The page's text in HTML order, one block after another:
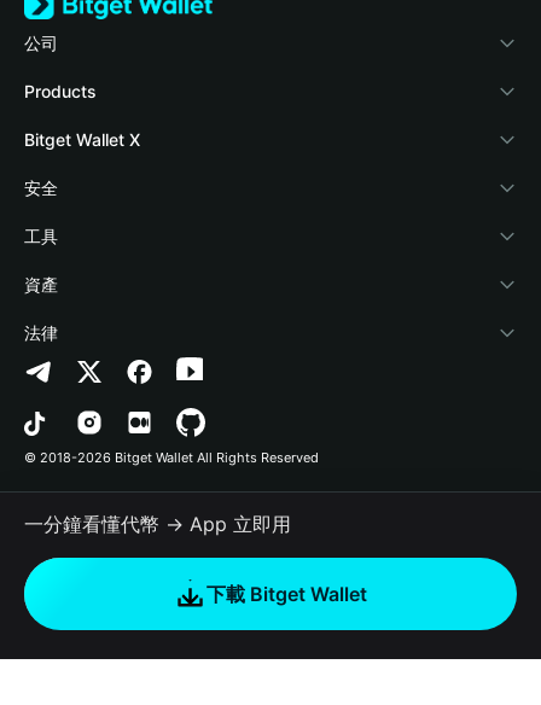
公司
關於 Bitget Wallet
部落格
學院
加密資訊
幫助中心
‌聯繫我們
品牌資源
工作機會
Products
Crypto Card
Stablecoin Earn
Payfi Crypto
Crypto Swap API
Altcoin Season Index
Prediction Markets
DApp
RWA
如何購買加密貨幣
Bitget Wallet X
開發者文件
連接錢包
Bitget Wallet Pay
合作上架
安全
風險保障基金
安全防護技術
工具
快捷買幣
授權檢測
合約檢測
批次轉帳
資產
Arbitrum
Avalanche
Bitcoin
Polygon
法律
隱私協議
用戶使用協議
© 2018-2026 Bitget Wallet All Rights Reserved
一分鐘看懂代幣 → App 立即用
下載 Bitget Wallet